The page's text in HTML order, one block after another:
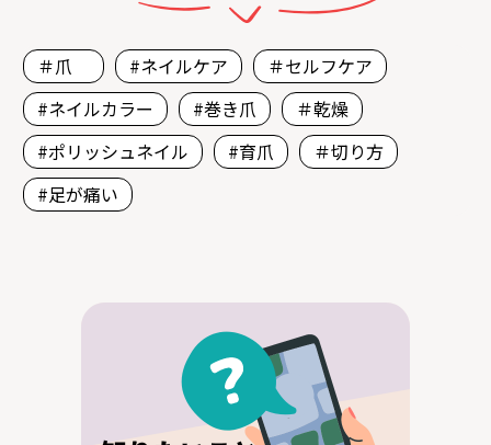
＃爪 #ネイルケア
＃セルフケア
#ネイルカラー
#巻き爪
＃乾燥
#ポリッシュネイル
#育爪
＃切り方
#足が痛い